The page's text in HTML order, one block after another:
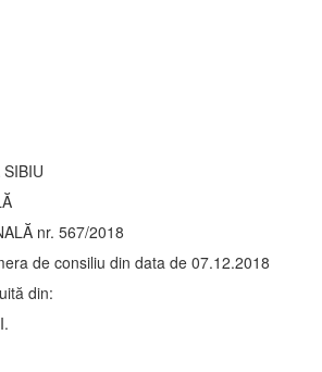
nr. 567/2018
de consiliu din data de 07.12.2018
din: